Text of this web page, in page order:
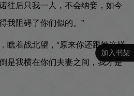
加入书架
往后只我一人，不会纳妾，如今
我阻碍了你们似的。”
瞧着战北望，“原来你还跟她这样
是我横在你们夫妻之间，我才是